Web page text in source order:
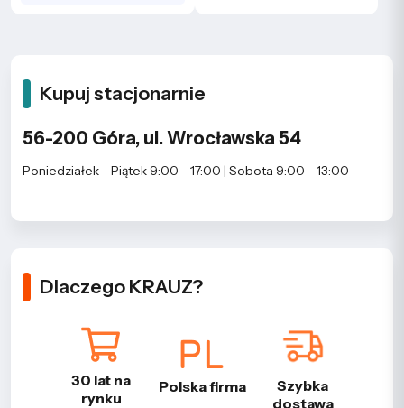
Kupuj stacjonarnie
56-200 Góra, ul. Wrocławska 54
Poniedziałek - Piątek 9:00 - 17:00 | Sobota 9:00 - 13:00
Dlaczego KRAUZ?
30 lat na
rynku
Polska firma
Szybka
dostawa